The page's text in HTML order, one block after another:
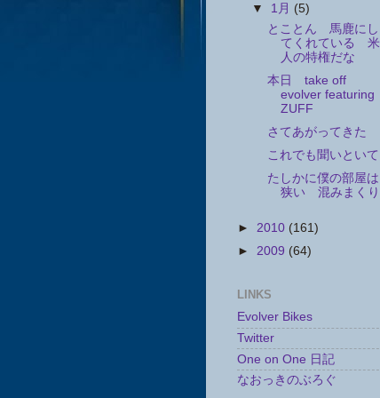
▼ 1月 (5)
とことん 馬鹿にし
てくれている 米
人の特権だな
本日 take off
evolver featuring
ZUFF
さてあがってきた
これでも聞いといて
たしかに僕の部屋は
狭い 混みまくり
► 2010 (161)
► 2009 (64)
LINKS
Evolver Bikes
Twitter
One on One 日記
なおっきのぶろぐ